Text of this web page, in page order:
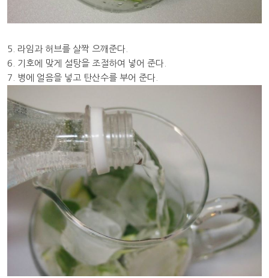
5. 라임과 허브를 살짝 으깨준다.
6. 기호에 맞게 설탕을 조절하여 넣어 준다.
7. 병에 얼음을 넣고 탄산수를 부어 준다.